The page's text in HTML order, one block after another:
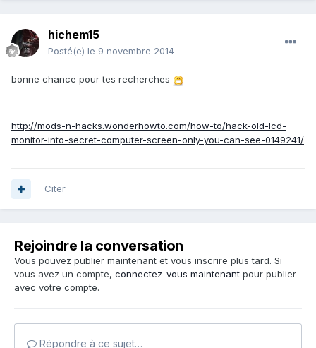
hichem15
Posté(e) le 9 novembre 2014
bonne chance pour tes recherches
http://mods-n-hacks.wonderhowto.com/how-to/hack-old-lcd-
monitor-into-secret-computer-screen-only-you-can-see-0149241/
Citer
Rejoindre la conversation
Vous pouvez publier maintenant et vous inscrire plus tard. Si
vous avez un compte, connectez-vous maintenant pour publier
avec votre compte.
Répondre à ce sujet…